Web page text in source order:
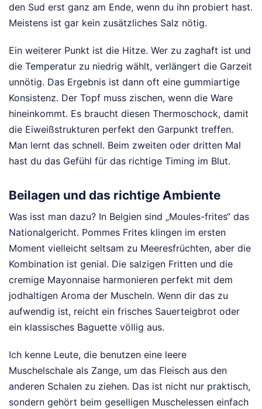
den Sud erst ganz am Ende, wenn du ihn probiert hast.
Meistens ist gar kein zusätzliches Salz nötig.
Ein weiterer Punkt ist die Hitze. Wer zu zaghaft ist und
die Temperatur zu niedrig wählt, verlängert die Garzeit
unnötig. Das Ergebnis ist dann oft eine gummiartige
Konsistenz. Der Topf muss zischen, wenn die Ware
hineinkommt. Es braucht diesen Thermoschock, damit
die Eiweißstrukturen perfekt den Garpunkt treffen.
Man lernt das schnell. Beim zweiten oder dritten Mal
hast du das Gefühl für das richtige Timing im Blut.
Beilagen und das richtige Ambiente
Was isst man dazu? In Belgien sind „Moules-frites“ das
Nationalgericht. Pommes Frites klingen im ersten
Moment vielleicht seltsam zu Meeresfrüchten, aber die
Kombination ist genial. Die salzigen Fritten und die
cremige Mayonnaise harmonieren perfekt mit dem
jodhaltigen Aroma der Muscheln. Wenn dir das zu
aufwendig ist, reicht ein frisches Sauerteigbrot oder
ein klassisches Baguette völlig aus.
Ich kenne Leute, die benutzen eine leere
Muschelschale als Zange, um das Fleisch aus den
anderen Schalen zu ziehen. Das ist nicht nur praktisch,
sondern gehört beim geselligen Muschelessen einfach